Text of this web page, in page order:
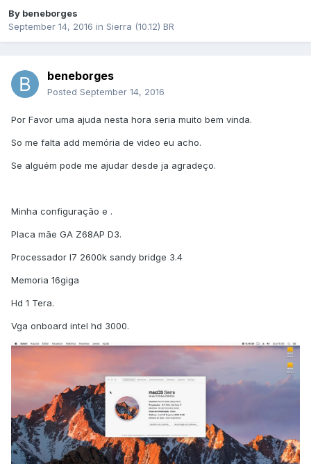
By beneborges
September 14, 2016 in Sierra (10.12) BR
beneborges
Posted September 14, 2016
Por Favor uma ajuda nesta hora seria muito bem vinda.
So me falta add memória de video eu acho.
Se alguém pode me ajudar desde ja agradeço.
Minha configuração e .
Placa mãe GA Z68AP D3.
Processador I7 2600k sandy bridge 3.4
Memoria 16giga
Hd 1 Tera.
Vga onboard intel hd 3000.